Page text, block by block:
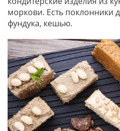
моркови. Есть поклонники
фундука, кешью.